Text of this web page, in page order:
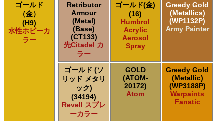
ゴールド
（金）
(H9)
水性ホビーカ
ラー
Retributor
Armour
(Metal)
(Base)
(CT133)
先Citadel カ
ラー
ゴールド(金)
(16)
Humbrol
Acrylic
Aerosol
Spray
Greedy Gold
(Metallics)
(WP1132P)
Army Painter
ゴールド (ソ
リッド メタリ
ック)
(34194)
Revell スプレ
ーカラー
GOLD
(ATOM-
20172)
Atom
Greedy Gold
(Metallic)
(WP3188P)
Warpaints
Fanatic